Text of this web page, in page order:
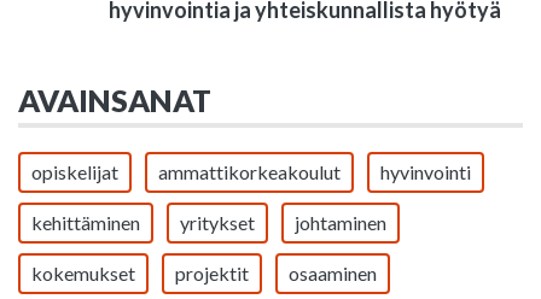
hyvinvointia ja yhteiskunnallista hyötyä
AVAINSANAT
opiskelijat ammattikorkeakoulut hyvinvointi
kehittäminen yritykset johtaminen
kokemukset projektit osaaminen